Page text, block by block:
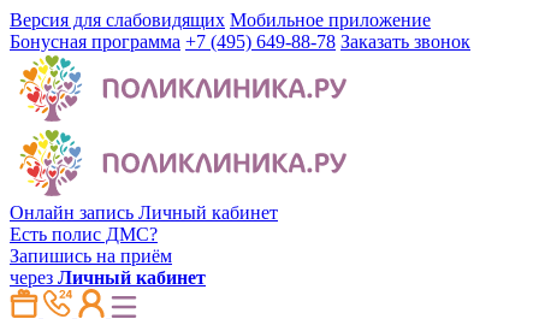
Версия для слабовидящих Мобильное приложение
Бонусная программа +7 (495) 649-88-78 Заказать звонок
Онлайн запись Личный кабинет
Есть полис ДМС?
Запишись на приём
через Личный кабинет